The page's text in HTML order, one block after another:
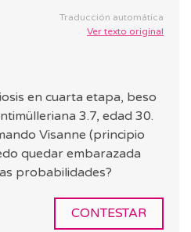
Traducción automática
Ver texto original
en cuarta etapa, beso
3.7, edad 30.
Visanne (principio
quedar embarazada
probabilidades?
CONTESTAR